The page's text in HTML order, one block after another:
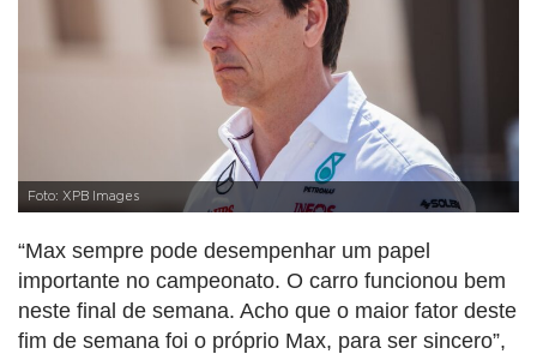
Foto: XPB Images
“Max sempre pode desempenhar um papel
importante no campeonato. O carro funcionou bem
neste final de semana. Acho que o maior fator deste
fim de semana foi o próprio Max, para ser sincero”,